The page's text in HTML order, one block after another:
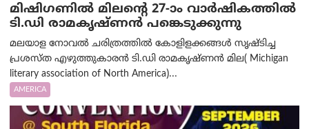
മിഷിഗണിൽ മിലന്റെ 27-ാം വാർഷികത്തിൽ
ടി.ഡി രാമകൃഷ്ണൻ പങ്കെടുക്കുന്നു
മലയാള നോവൽ ചരിത്രത്തിൽ കോളിളക്കങ്ങൾ സൃഷ്ടിച്ച
പ്രശസ്‌ത എഴുത്തുകാരൻ ടി.ഡി രാമകൃഷ്ണൻ മില( Michigan
literary association of North America)...
AMERICA